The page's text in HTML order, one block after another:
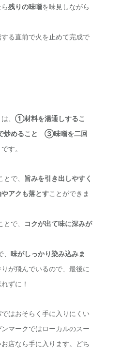
残りの味噌を味見しながら
る直前で火を止めて完成で
、 ①材料を湯通しするこ
炒めること ③味噌を二回
です。
で、
旨みを引き出しやすく
アクも落とすことができま
で、
コクが出て味に深みが
味がしっかり染み込みま
が飛んでいるので、最後に
ずに！
はおそらく手に入りにくい
マークではローカルのスー
店なら手に入ります。どち